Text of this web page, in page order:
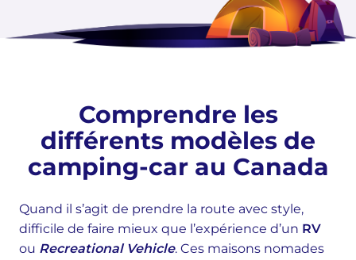
Comprendre les
différents modèles de
camping-car au Canada
Quand il s’agit de prendre la route avec style,
difficile de faire mieux que l’expérience d’un RV
ou Recreational Vehicle. Ces maisons nomades